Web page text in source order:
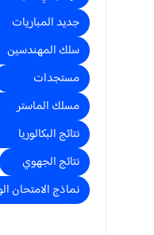
جديد المباريات
سلك المهندسين
مستجدات
مسلك الماستر
نتائج البكالوريا
نتائج الجهوي
نماذج الامتحان